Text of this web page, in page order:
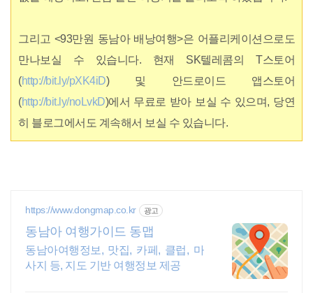
그리고 <93만원 동남아 배낭여행>은 어플리케이션으로도
만나보실 수 있습니다. 현재 SK텔레콤의 T스토어
(http://bit.ly/pXK4iD) 및 안드로이드 앱스토어
(http://bit.ly/noLvkD)에서 무료로 받아 보실 수 있으며, 당연
히 블로그에서도 계속해서 보실 수 있습니다.
https://www.dongmap.co.kr 광고
동남아 여행가이드 동맵
동남아여행정보, 맛집, 카페, 클럽, 마
사지 등, 지도 기반 여행정보 제공